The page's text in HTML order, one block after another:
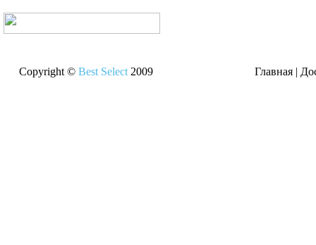
Copyright © Best Select2009 Главная |